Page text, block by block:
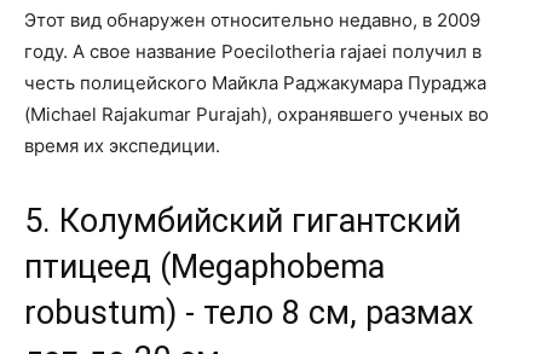
Этот вид обнаружен относительно недавно, в 2009
году. А свое название Poecilotheria rajaei получил в
честь полицейского Майкла Раджакумара Пураджа
(Michael Rajakumar Purajah), охранявшего ученых во
время их экспедиции.
5. Колумбийский гигантский
птицеед (Megaphobema
robustum) - тело 8 см, размах